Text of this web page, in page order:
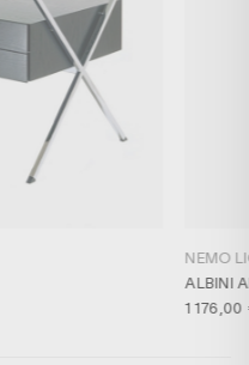
NEMO
ALBINI
1 176,00